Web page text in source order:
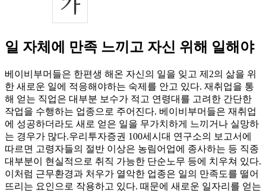
일 자체에 만족 느끼고 자신 위해 일해야
베이비부머들은 한편생 해온 자신의 일을 잊고 제2의 삶을 위
한 새로운 일에 적응해야하는 숙제를 안고 있다. 재취업을 통
해 얻는 직업은 대부분 보수가 적고 연령대를 고려한 간단한
작업을 수행하는 업종으로 주어진다. 베이비부머들은 재취업
에 성공하더라도 새로 얻은 일을 무가치하게 느끼거나 실망하
는 경우가 많다.우리투자증권 100세시대 연구소의 보고서에
따르면 고령자들의 절반 이상은 농림어업에 종사하는 등 직종
대부분이 현실적으로 취직 가능한 단순노무 등에 치우쳐 있다.
이처럼 근무환경과 처우가 열악한 업종은 일의 만족도를 떨어
뜨리는 요인으로 작용하고 있다. 때문에 새로운 일자리를 얻는